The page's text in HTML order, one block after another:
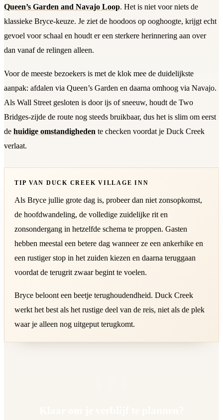
Queen’s Garden and Navajo Loop. Het is niet voor niets de
klassieke Bryce-keuze. Je ziet de hoodoos op ooghoogte, krijgt echt
gevoel voor schaal en houdt er een sterkere herinnering aan over
dan vanaf de relingen alleen.
Voor de meeste bezoekers is met de klok mee de duidelijkste
aanpak: afdalen via Queen’s Garden en daarna omhoog via Navajo.
Als Wall Street gesloten is door ijs of sneeuw, houdt de Two
Bridges-zijde de route nog steeds bruikbaar, dus het is slim om eerst
de huidige omstandigheden te checken voordat je Duck Creek
verlaat.
TIP VAN DUCK CREEK VILLAGE INN
Als Bryce jullie grote dag is, probeer dan niet zonsopkomst,
de hoofdwandeling, de volledige zuidelijke rit en
zonsondergang in hetzelfde schema te proppen. Gasten
hebben meestal een betere dag wanneer ze een ankerhike en
een rustiger stop in het zuiden kiezen en daarna teruggaan
voordat de terugrit zwaar begint te voelen.
Bryce beloont een beetje terughoudendheid. Duck Creek
werkt het best als het rustige deel van de reis, niet als de plek
waar je alleen nog uitgeput terugkomt.